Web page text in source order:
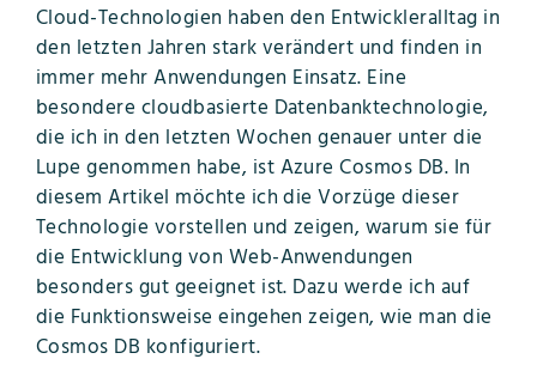
Cloud-Technologien haben den Entwickleralltag in
den letzten Jahren stark verändert und finden in
immer mehr Anwendungen Einsatz. Eine
besondere cloudbasierte Datenbanktechnologie,
die ich in den letzten Wochen genauer unter die
Lupe genommen habe, ist Azure Cosmos DB. In
diesem Artikel möchte ich die Vorzüge dieser
Technologie vorstellen und zeigen, warum sie für
die Entwicklung von Web-Anwendungen
besonders gut geeignet ist. Dazu werde ich auf
die Funktionsweise eingehen zeigen, wie man die
Cosmos DB konfiguriert.